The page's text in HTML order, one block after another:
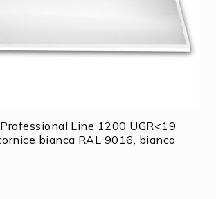
Line 1200 UGR<19
bianca RAL 9016, bianco